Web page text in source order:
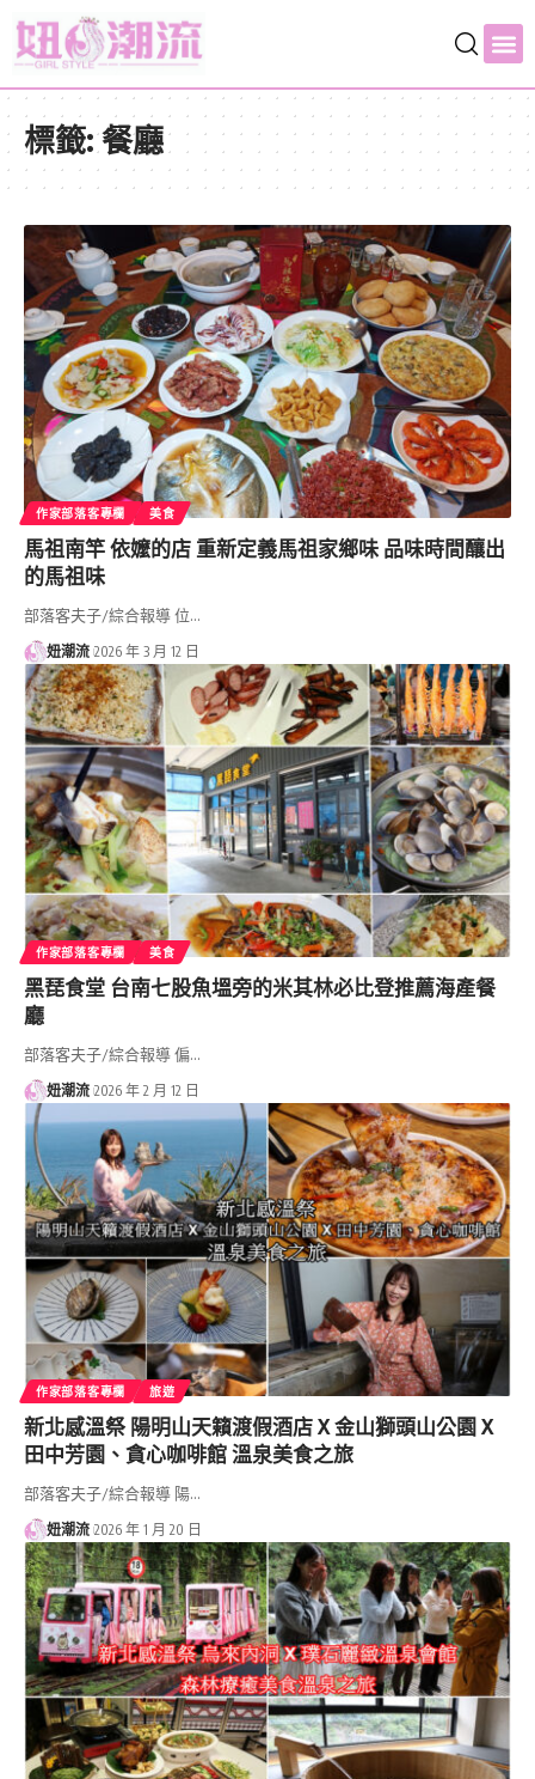
標籤:餐廳
作家部落客專欄 美食
馬祖南竿 依嬤的店 重新定義馬祖家鄉味 品味時間釀出
的馬祖味
部落客夫子/綜合報導 位…
妞潮流 2026 年 3 月 12 日
作家部落客專欄 美食
黑琵食堂 台南七股魚塭旁的米其林必比登推薦海產餐
廳
部落客夫子/綜合報導 偏…
妞潮流 2026 年 2 月 12 日
作家部落客專欄 旅遊
新北感溫祭 陽明山天籟渡假酒店 X 金山獅頭山公園 X
田中芳園、貪心咖啡館 溫泉美食之旅
部落客夫子/綜合報導 陽…
妞潮流 2026 年 1 月 20 日